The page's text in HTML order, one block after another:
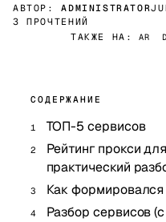
АВТОР: ADMINISTRATOR
3 ПРОЧТЕНИЙ
ТАКЖЕ НА:
AR
СОДЕРЖАНИЕ
ТОП-5 сервисов
Рейтинг прокси
практический
Как формировался
Разбор сервисов